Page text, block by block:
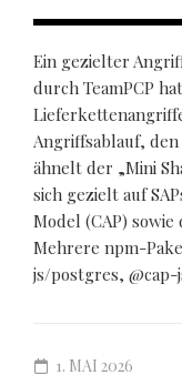
Ein gezielter
durch TeamPCP
Angriffsablauf,
ähnelt der „Mini
sich gezielt auf
Model (CAP) sowie
Mehrere npm-
js/postgres, @cap-
1. MAI 2026